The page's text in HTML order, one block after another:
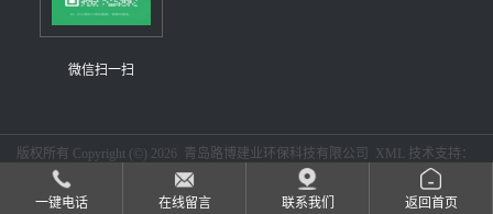
微信扫一扫
版权所有 Copyright (©) 2026 青岛路博建业环保科技有限公司 XML 技术支持：
盖德化工网
一键电话
在线留言 联系我们 返回首页